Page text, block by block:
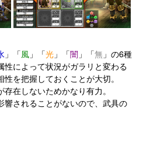
」「風 」「光 」「闇 」「無 」の6種
によって状況がガラリと変わる
を把握しておくことが大切。
存在しないためかなり有力。
響されることがないので、武具の